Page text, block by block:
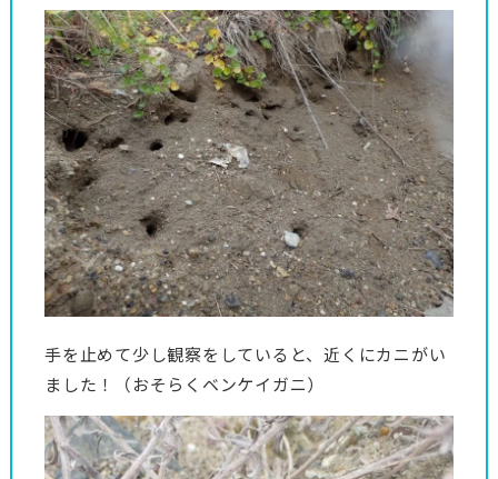
手を止めて少し観察をしていると、近くにカニがい
ました！（おそらくベンケイガニ）